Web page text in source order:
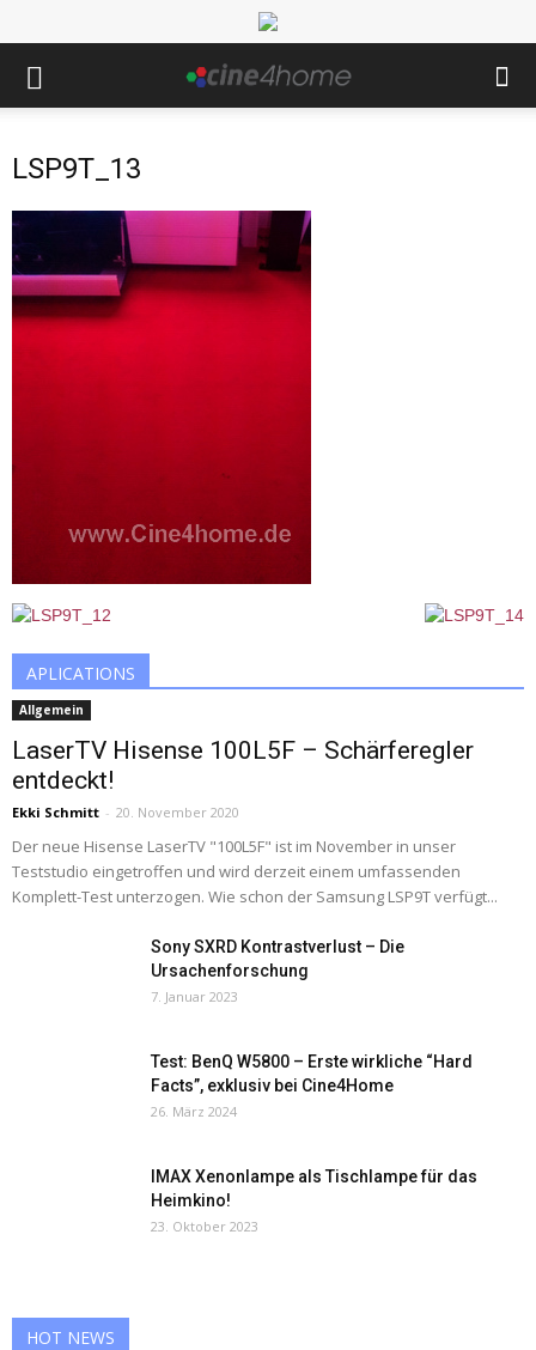
LSP9T_13
APLICATIONS
Allgemein
LaserTV Hisense 100L5F – Schärferegler
entdeckt!
Ekki Schmitt - 20. November 2020
Der neue Hisense LaserTV "100L5F" ist im November in unser
Teststudio eingetroffen und wird derzeit einem umfassenden
Komplett-Test unterzogen. Wie schon der Samsung LSP9T verfügt...
Sony SXRD Kontrastverlust – Die
Ursachenforschung
7. Januar 2023
Test: BenQ W5800 – Erste wirkliche “Hard
Facts”, exklusiv bei Cine4Home
26. März 2024
IMAX Xenonlampe als Tischlampe für das
Heimkino!
23. Oktober 2023
HOT NEWS